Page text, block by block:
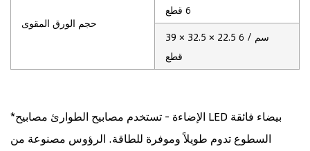
حجم الورق المقوى
6 قطع
39 × 32.5 × 22.5 سم / 6
قطع
*الإضاءة - تستخدم مصابيح الطوارئ مصابيح LED بيضاء فائقة
السطوع تدوم طويلاً وموفرة للطاقة. الرؤوس مصنوعة من